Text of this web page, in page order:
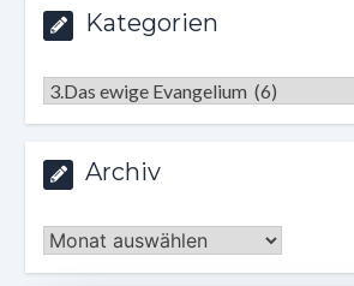
Kategorien
Kategorien
Archiv
Archiv